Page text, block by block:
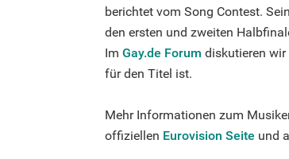
berichtet vom Song Contest.
den ersten und zweiten
Im Gay.de Forum diskutieren
für den Titel ist.
Mehr Informationen zum
offiziellen Eurovision Seite und